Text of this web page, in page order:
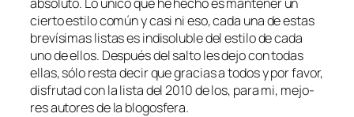
cier­to es­ti­lo co­mún y ca­si ni eso, ca­da una de es­tas
bre­ví­si­mas lis­tas es in­di­so­lu­ble del es­ti­lo de ca­da
uno de ellos. Después del sal­to les de­jo con to­das
ellas, só­lo res­ta de­cir que gra­cias a to­dos y por fa­vor,
dis­fru­tad con la lis­ta del 2010 de los, pa­ra mi, me­jo­
res au­to­res de la blogosfera.